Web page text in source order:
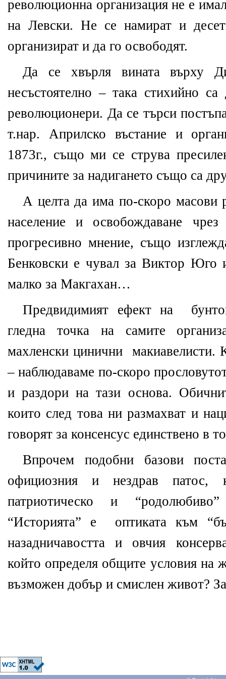
революционна организация не е
на Левски. Не се намират и
организират и да го освободят.
Да се хвърля вината върху
несъстоятелно – така стихийно са
революционери. Да се търси
т.нар. Априлско въстание и
1873г., също ми се струва
причините за надигането също са
А целта да има по-скоро масови
население и освобождаване чрез
прогресивно мнение, също
Бенковски е чувал за Виктор Юго
малко за Макгахан…
Предвидимият ефект на
гледна точка на самите
махленски цинични
макиавелисти.
– наблюдаваме по-скоро
и раздори на тази основа.
които след това ни размахват и
говорят за консенсус единствено в
Впрочем подобни базови
официозния и нездрав патос,
патриотическо и
“Историята” е
оптиката към
назадничавостта и овчия
който определя общите условия на
възможен добър и смислен живот?